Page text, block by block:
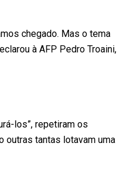
chegado. Mas o tema
à AFP Pedro Troaini,
los”, repetiram os
outras tantas lotavam uma